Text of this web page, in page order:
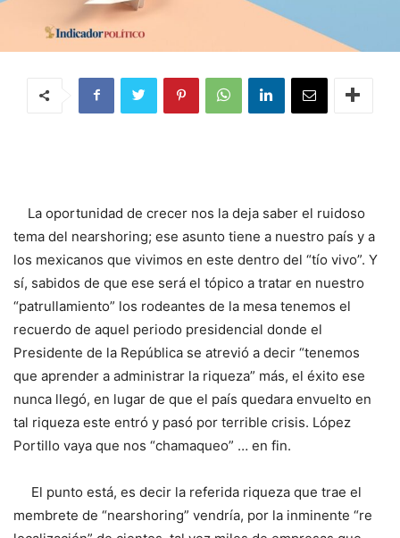
La oportunidad de crecer nos la deja saber el ruidoso
tema del nearshoring; ese asunto tiene a nuestro país y a
los mexicanos que vivimos en este dentro del “tío vivo”. Y
sí, sabidos de que ese será el tópico a tratar en nuestro
“patrullamiento” los rodeantes de la mesa tenemos el
recuerdo de aquel periodo presidencial donde el
Presidente de la República se atrevió a decir “tenemos
que aprender a administrar la riqueza” más, el éxito ese
nunca llegó, en lugar de que el país quedara envuelto en
tal riqueza este entró y pasó por terrible crisis. López
Portillo vaya que nos “chamaqueo” … en fin.
El punto está, es decir la referida riqueza que trae el
membrete de “nearshoring” vendría, por la inminente “re